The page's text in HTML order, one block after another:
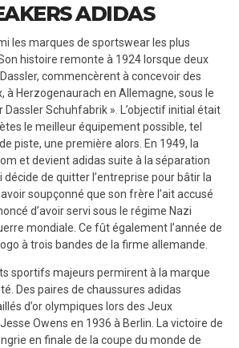
ADIDAS
les marques de sportswear les plus
histoire remonte à 1924 lorsque deux
commencèrent à concevoir des
à Herzogenaurach en Allemagne, sous le
Dassler Schuhfabrik ». L’objectif initial était
le meilleur équipement possible, tel
piste, une première alors. En 1949, la
et devient adidas suite à la séparation
décide de quitter l’entreprise pour bâtir la
soupçonné que son frère l’ait accusé
d’avoir servi sous le régime Nazi
mondiale. Ce fût également l’année de
à trois bandes de la firme allemande.
sportifs majeurs permirent à la marque
Des paires de chaussures adidas
d’or olympiques lors des Jeux
Owens en 1936 à Berlin. La victoire de
en finale de la coupe du monde de